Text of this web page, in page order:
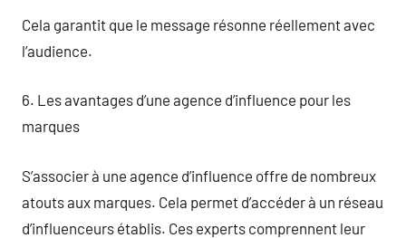
Cela garantit que le message résonne réellement avec
l’audience.
6. Les avantages d’une agence d’influence pour les
marques
S’associer à une agence d’influence offre de nombreux
atouts aux marques. Cela permet d’accéder à un réseau
d’influenceurs établis. Ces experts comprennent leur